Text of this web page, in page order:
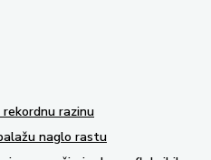
razinu
naglo rastu